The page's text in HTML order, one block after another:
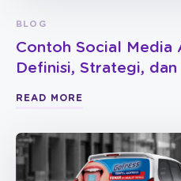
BLOG
Contoh Social Media
Definisi, Strategi,
READ MORE